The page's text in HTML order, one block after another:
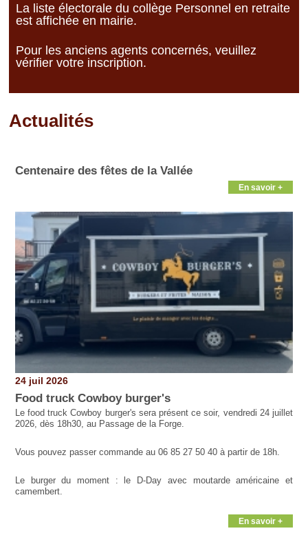
Loisirs
La liste électorale du collège Personnel en retraite
est affichée en mairie.
Pour les anciens agents concernés, veuillez
vérifier votre inscription.
Actualités
Centenaire des fêtes de la Vallée
En savoir +
24 juil 2026
Food truck Cowboy burger's
Le food truck Cowboy burger's sera présent ce soir, vendredi 24 juillet
2026, dès 18h30, au Passage de la Forge.
Vous pouvez passer commande au 06 85 27 50 40 à partir de 18h.
Le burger du moment : le D-Day avec moutarde américaine et
camembert.
En savoir +